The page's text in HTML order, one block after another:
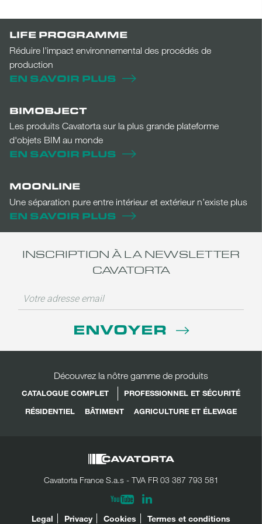
LIFE PROGRAMME
Réduire l’impact environnemental des procédés de
production
EN SAVOIR PLUS
BIMOBJECT
Les produits Cavatorta sur la plus grande plateforme
d'objets BIM au monde
EN SAVOIR PLUS
MOONLINE
Une séparation pure entre intérieur et extérieur n’existe plus
EN SAVOIR PLUS
INSCRIPTION À LA NEWSLETTER
CAVATORTA
ENVOYER
Découvrez la nôtre gamme de produits
CATALOGUE COMPLET
PROFESSIONNEL ET SÉCURITÉ
RÉSIDENTIEL
BÂTIMENT AGRICULTURE ET ÉLEVAGE
Cavatorta France S.a.s - TVA FR 03 387 793 581
Youtube Linkedin
LÉGAL
Legal Privacy Cookies Termes et conditions